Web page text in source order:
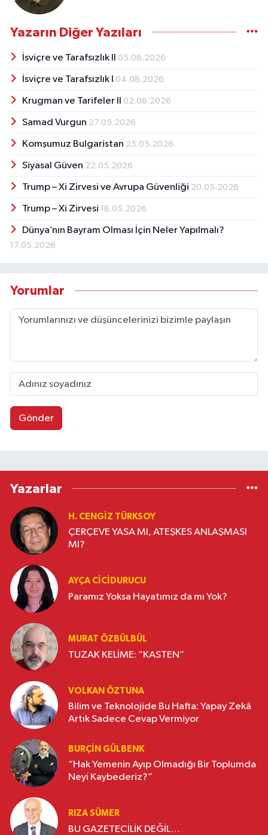
Yazarın Diğer Yazıları
İsviçre ve Tarafsızlık II 05.08.2026
İsviçre ve Tarafsızlık I 04.08.2026
Krugman ve Tarifeler II 02.06.2026
Samad Vurgun 27.05.2026
Komşumuz Bulgaristan 25.05.2026
Siyasal Güven 22.05.2026
Trump – Xi Zirvesi ve Avrupa Güvenliği 20.05.2026
Trump – Xi Zirvesi 18.05.2026
Dünya’nın Bayram Olması İçin Neler Yapılmalı?
17.05.2026
Yorumlar
Gönder
Yazarlar
H. CENGIZ TÜRKSOY
ÇERÇEVE YASA MI, ATEŞKES ANLAŞMASI
MI?
AYÇA CICIDURUCU
Paramız Yoksa Hayatımız da mı Yok?
MURAT ÖZBÜLBÜL
TUZAK KELİME: “KASTEN”
VOLKAN ÖZTUNA
Bilim ve Teknolojide Bu Hafta: Yapay Zekâ
Artık Sadece Cevap Vermiyor
BURÇIN GÜLBENK
“Hak Yemenin Ayıp Olmadığı Bir Toplumda
Neyi Kaybederiz?”
RIZA SÜMER
BU GAZETECİLİK DEĞİL…